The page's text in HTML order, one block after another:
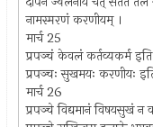
नामस्मरणं करणीयम् ।
मार्च 25
प्रपञ्चं केवलं कर्तव्यकर्म इति
प्रपञ्चः सुखमयः करणीयः
मार्च 26
प्रपञ्चे विद्यमानं विषयसुखं न